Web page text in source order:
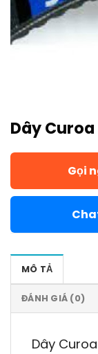
Dây Curoa
Gọi
MÔ TẢ
ĐÁNH GIÁ (0)
Dây